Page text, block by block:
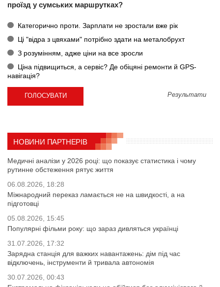
проїзд у сумських маршрутках?
Категорично проти. Зарплати не зростали вже рік
Ці "відра з цвяхами" потрібно здати на металобрухт
З розумінням, адже ціни на все зросли
Ціна підвищиться, а сервіс? Де обіцяні ремонти й GPS-
навігація?
Результати
НОВИНИ ПАРТНЕРІВ
Медичні аналізи у 2026 році: що показує статистика і чому
рутинне обстеження рятує життя
06.08.2026, 18:28
Міжнародний переказ ламається не на швидкості, а на
підготовці
05.08.2026, 15:45
Популярні фільми року: що зараз дивляться українці
31.07.2026, 17:32
Зарядна станція для важких навантажень: дім під час
відключень, інструменти й тривала автономія
30.07.2026, 00:43